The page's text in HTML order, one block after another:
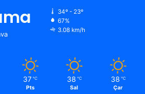
34º - 23º
67%
3.08 km/h
37 ℃
Pts
38 ℃
Sal
38 ℃
Çar